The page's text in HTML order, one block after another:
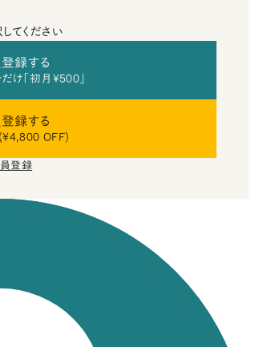
てください
録する
「初月¥500」
録する
OFF)
登録